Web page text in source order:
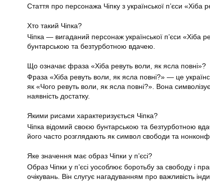
Стаття про персонажа Чіпку з української п’єси «Хіба
Хто такий Чіпка?
Чіпка — вигаданий персонаж української п’єси «Хіба
бунтарською та безтурботною вдачею.
Що означає фраза «Хіба ревуть воли, як ясла повні»?
Фраза «Хіба ревуть воли, як ясла повні?» — це
як «Чого ревуть воли, як ясла повні?». Вона
наявність достатку.
Якими рисами характеризується Чіпка?
Чіпка відомий своєю бунтарською та безтурботною
його часто розглядають як символ свободи та
Яке значення має образ Чіпки у п’єсі?
Образ Чіпки у п’єсі уособлює боротьбу за свободу і
очікувань. Він слугує нагадуванням про важливість